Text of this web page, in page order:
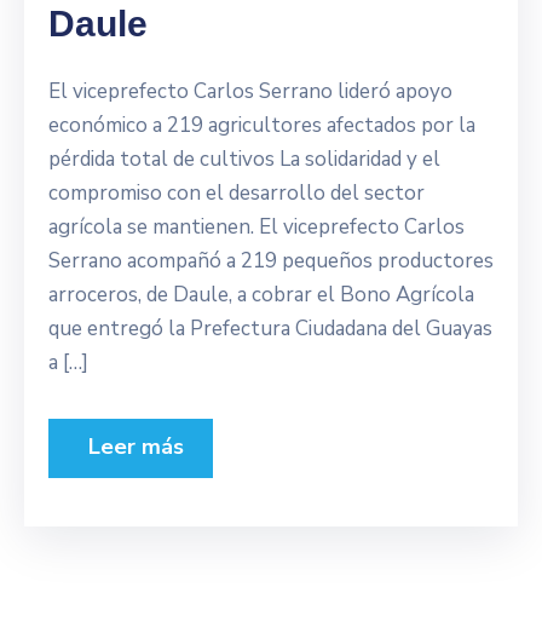
Daule
El viceprefecto Carlos Serrano lideró apoyo
económico a 219 agricultores afectados por la
pérdida total de cultivos La solidaridad y el
compromiso con el desarrollo del sector
agrícola se mantienen. El viceprefecto Carlos
Serrano acompañó a 219 pequeños productores
arroceros, de Daule, a cobrar el Bono Agrícola
que entregó la Prefectura Ciudadana del Guayas
a […]
Leer más